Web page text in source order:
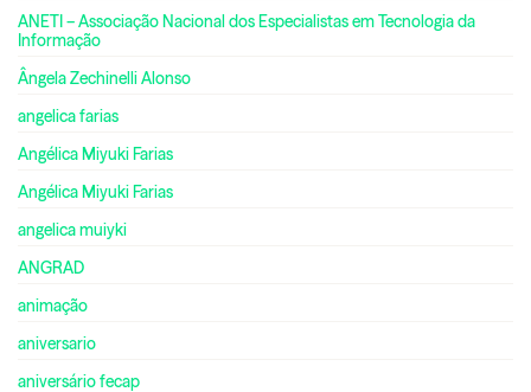
ANETI – Associação Nacional dos Especialistas em Tecnologia da
Informação
Ângela Zechinelli Alonso
angelica farias
Angélica Miyuki Farias
Angélica Miyuki Farias
angelica muiyki
ANGRAD
animação
aniversario
aniversário fecap